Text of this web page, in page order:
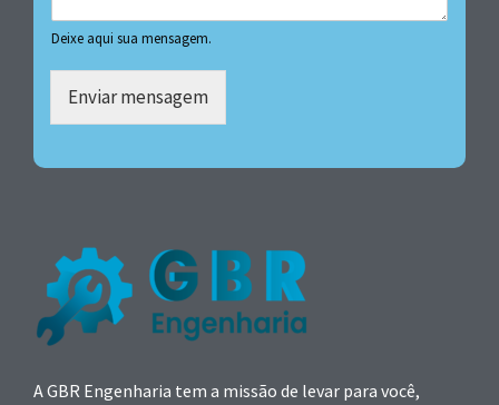
Deixe aqui sua mensagem.
Enviar mensagem
A GBR Engenharia tem a missão de levar para você,